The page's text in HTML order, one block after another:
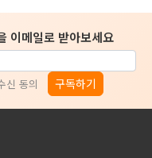
이메일로 받아보세요
신 동의 구독하기